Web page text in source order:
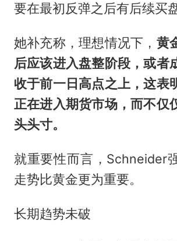
要在最初反弹之后有后续买盘
她补充称，理想情况下， 黄
后应该进入盘整阶段，或者
收于前一日高点之上，这表
正在进入期货市场，而不仅
头头寸。
就重要性而言，Schneider
走势比黄金更为重要。
长期趋势未破